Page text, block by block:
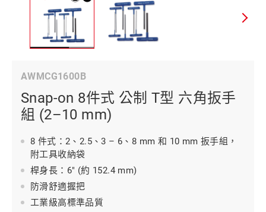
AWMCG1600B
Snap-on 8件式 公制 T型 六角扳手
組 (2–10 mm)
8 件式：2、2.5、3 – 6、8 mm 和 10 mm 扳手組，
附工具收納袋
桿身長：6" (約 152.4 mm)
防滑舒適握把
工業級高標準品質